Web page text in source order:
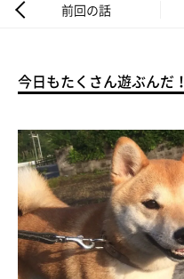
前回の話
今日もたくさん遊ぶんだ！